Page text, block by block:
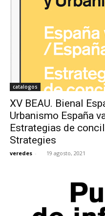
catalogos
XV BEAU. Bienal
Urbanismo España
Estrategias de
Strategies
veredes - 19 agosto, 2021